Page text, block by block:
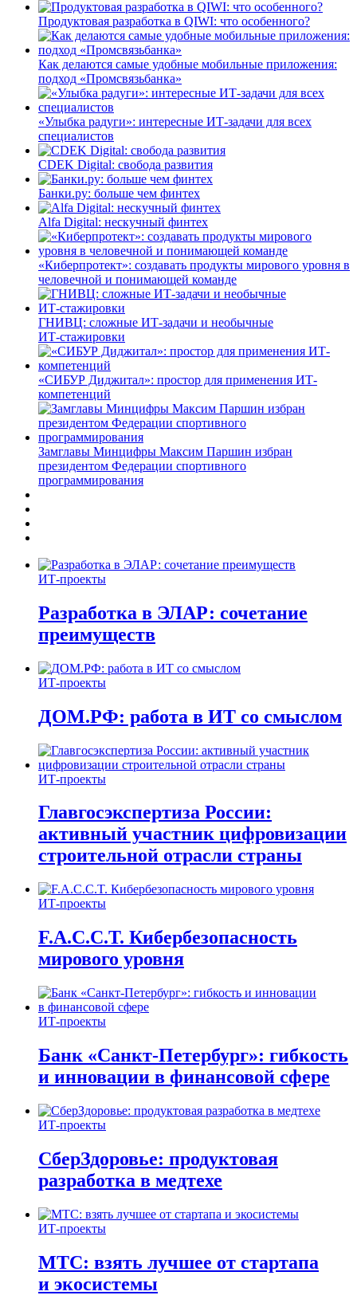
Продуктовая разработка в QIWI: что особенного?
Как делаются самые удобные мобильные приложения:
подход «Промсвязьбанка»
«Улыбка радуги»: интересные ИТ-задачи для всех
специалистов
CDEK Digital: свобода развития
Банки.ру: больше чем финтех
Alfa Digital: нескучный финтех
«Киберпротект»: создавать продукты мирового уровня в
человечной и понимающей команде
ГНИВЦ: сложные ИТ‑задачи и необычные
ИТ‑стажировки
«СИБУР Диджитал»: простор для применения ИТ-
компетенций
Замглавы Минцифры Максим Паршин избран
президентом Федерации спортивного
программирования
ИТ-проекты
Разработка в ЭЛАР: сочетание
преимуществ
ИТ-проекты
ДОМ.РФ: работа в ИТ со смыслом
ИТ-проекты
Главгосэкспертиза России:
активный участник цифровизации
строительной отрасли страны
ИТ-проекты
F.A.C.C.T. Кибербезопасность
мирового уровня
ИТ-проекты
Банк «Санкт-Петербург»: гибкость
и инновации в финансовой сфере
ИТ-проекты
СберЗдоровье: продуктовая
разработка в медтехе
ИТ-проекты
МТС: взять лучшее от стартапа
и экосистемы